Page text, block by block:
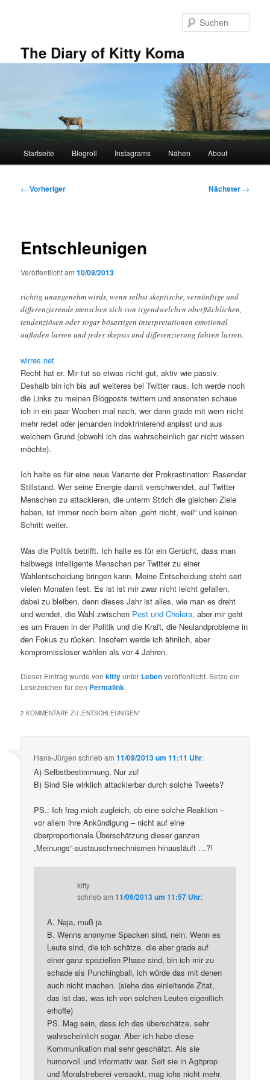
The Diary of Kitty Koma
Startseite Blogroll Instagrams Nähen About
Beitragsnavigation
← Vorheriger Nächster →
Entschleunigen
Veröffentlicht am10/09/2013
richtig unangenehm wirds, wenn selbst skeptische, vernünftige und
differenzierende menschen sich von irgendwelchen oberflächlichen,
tendenziösen oder sogar bösartigen interpretationen emotional
aufladen lassen und jedes skepsis und differenzierung fahren lassen.
wirres.net
Recht hat er. Mir tut so etwas nicht gut, aktiv wie passiv.
Deshalb bin ich bis auf weiteres bei Twitter raus. Ich werde noch
die Links zu meinen Blogposts twittern und ansonsten schaue
ich in ein paar Wochen mal nach, wer dann grade mit wem nicht
mehr redet oder jemanden indoktrinierend anpisst und aus
welchem Grund (obwohl ich das wahrscheinlich gar nicht wissen
möchte).
Ich halte es für eine neue Variante der Prokrastination: Rasender
Stillstand. Wer seine Energie damit verschwendet, auf Twitter
Menschen zu attackieren, die unterm Strich die gleichen Ziele
haben, ist immer noch beim alten „geht nicht, weil“ und keinen
Schritt weiter.
Was die Politik betrifft. Ich halte es für ein Gerücht, dass man
halbwegs intelligente Menschen per Twitter zu einer
Wahlentscheidung bringen kann. Meine Entscheidung steht seit
vielen Monaten fest. Es ist ist mir zwar nicht leicht gefallen,
dabei zu bleiben, denn dieses Jahr ist alles, wie man es dreht
und wendet, die Wahl zwischen Pest und Cholera, aber mir geht
es um Frauen in der Politik und die Kraft, die Neulandprobleme in
den Fokus zu rücken. Insofern werde ich ähnlich, aber
kompromissloser wählen als vor 4 Jahren.
Dieser Eintrag wurde vonkittyunter Lebenveröffentlicht. Setze ein
Lesezeichen für den Permalink.
2 KOMMENTARE ZU „ ENTSCHLEUNIGEN“
Hans-Jürgen schriebam11/09/2013 um 11:11 Uhr:
A) Selbstbestimmung. Nur zu!
B) Sind Sie wirklich attackierbar durch solche Tweets?
PS.: Ich frag mich zugleich, ob eine solche Reaktion –
vor allem ihre Ankündigung – nicht auf eine
überproportionale Überschätzung dieser ganzen
„Meinungs“-austauschmechnismen hinausläuft …?!
kitty
schriebam11/09/2013 um 11:57 Uhr:
A. Naja, muß ja
B. Wenns anonyme Spacken sind, nein. Wenn es
Leute sind, die ich schätze. die aber grade auf
einer ganz speziellen Phase sind, bin ich mir zu
schade als Punchingball, ich würde das mit denen
auch nicht machen. (siehe das einleitende Zitat,
das ist das, was ich von solchen Leuten eigentlich
erhoffe)
PS. Mag sein, dass ich das überschätze, sehr
wahrscheinlich sogar. Aber ich habe diese
Kommunikation mal sehr geschätzt. Als sie
humorvoll und informativ war. Seit sie in Agitprop
und Moralstreberei versackt, mag ichs nicht mehr.